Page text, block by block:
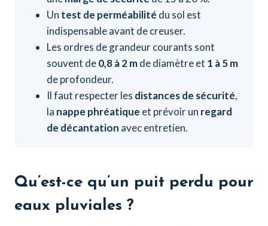
Un test de perméabilité du sol est
indispensable avant de creuser.
Les ordres de grandeur courants sont
souvent de0,8 à 2 mde diamètre et 1 à 5 m
de profondeur.
Il faut respecter les distances de sécurité,
la nappe phréatique et prévoir un regard
de décantation avec entretien.
Qu’est-ce qu’un puit perdu pour
eaux pluviales ?